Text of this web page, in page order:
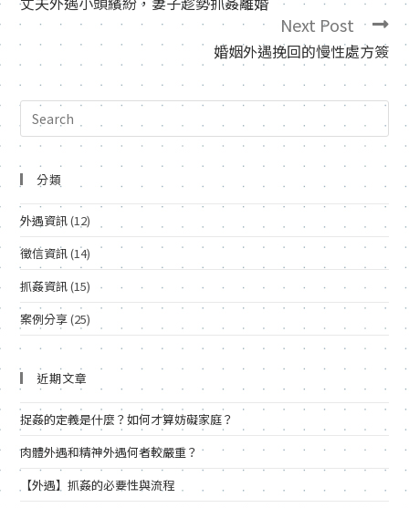
Next Post
婚姻外遇挽回的慢性處方簽
分類
外遇資訊(12)
徵信資訊(14)
抓姦資訊(15)
案例分享(25)
近期文章
捉姦的定義是什麼？如何才算妨礙家庭？
肉體外遇和精神外遇何者較嚴重？
【外遇】抓姦的必要性與流程